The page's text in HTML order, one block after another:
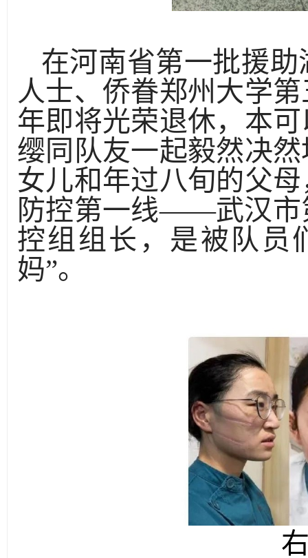
在河南省第一批援
人士、侨眷郑州大学
年即将光荣退休，本
缨同队友一起毅然决
女儿和年过八旬的父
防控第一线——武汉市
控组组长，是被队员
妈”。